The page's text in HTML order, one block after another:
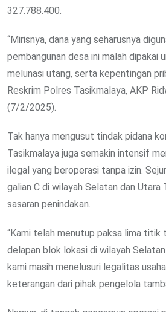
327.788.400.
“Mirisnya, dana yang seharusnya
pembangunan desa ini malah dipakai
melunasi utang, serta kepentingan
Reskrim Polres Tasikmalaya, AKP
(7/2/2025).
Tak hanya mengusut tindak pidana
Tasikmalaya juga semakin intensif
ilegal yang beroperasi tanpa izin.
galian C di wilayah Selatan dan Utara
sasaran penindakan.
“Kami telah menutup paksa lima titik
delapan blok lokasi di wilayah
kami masih menelusuri legalitas
keterangan dari pihak pengelola